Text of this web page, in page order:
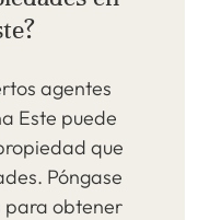
agentes
Este puede
que
Póngase
para obtener